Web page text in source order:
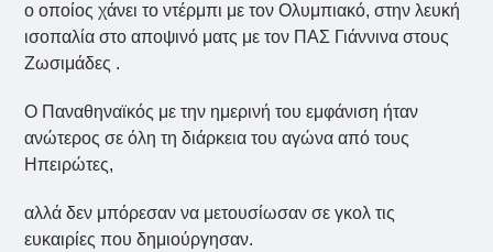
ο οποίος χάνει το ντέρμπι με τον Ολυμπιακό, στην λευκή
ισοπαλία στο αποψινό ματς με τον ΠΑΣ Γιάννινα στους
Ζωσιμάδες .
Ο Παναθηναϊκός με την ημερινή του εμφάνιση ήταν
ανώτερος σε όλη τη διάρκεια του αγώνα από τους
Ηπειρώτες,
αλλά δεν μπόρεσαν να μετουσίωσαν σε γκολ τις
ευκαιρίες που δημιούργησαν.